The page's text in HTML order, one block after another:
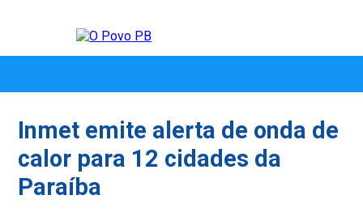
Inmet emite alerta de onda de
calor para 12 cidades da
Paraíba